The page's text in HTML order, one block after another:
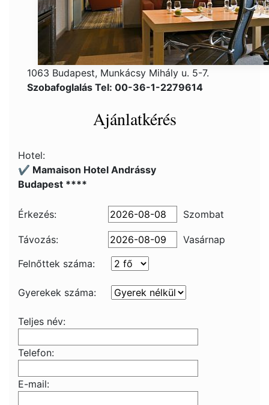
1063 Budapest, Munkácsy Mihály u. 5-7.
Szobafoglalás Tel: 00-36-1-2279614
Ajánlatkérés
Hotel:
✔️ Mamaison Hotel Andrássy
Budapest ****
Érkezés: Szombat
Távozás:
Vasárnap
Felnőttek száma:
Gyerekek száma:
Teljes név:
Telefon:
E-mail: